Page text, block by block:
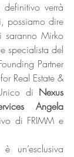
verrà
possiamo dire
saranno Mirko
specialista del
Partner
Real Estate &
di Nexus
Angela
di FRIMM e
un’esclusiva